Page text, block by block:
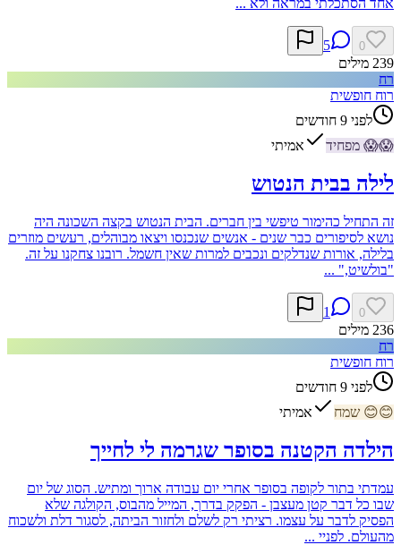
אחד הסתכלתי במראה ולא ...
0
5
239 מילים
רח
רוח חופשית
לפני 9 חודשים
😱
😱 מפחיד אמיתי
לילה בבית הנטוש
זה התחיל כהימור טיפשי בין חברים. הבית הנטוש בקצה השכונה היה
נושא לסיפורים כבר שנים - אנשים שנכנסו ויצאו מבוהלים, רעשים מוזרים
בלילה, אורות שנדלקים ונכבים למרות שאין חשמל. רובנו צחקנו על זה.
"בולשיט," ...
0
1
236 מילים
רח
רוח חופשית
לפני 9 חודשים
😊
😊 שמח אמיתי
הילדה הקטנה בסופר שגרמה לי לחייך
עמדתי בתור לקופה בסופר אחרי יום עבודה ארוך ומתיש. הסוג של יום
שבו כל דבר קטן מעצבן - הפקק בדרך, המייל מהבוס, הקולגה שלא
הפסיק לדבר על עצמו. רציתי רק לשלם ולחזור הביתה, לסגור דלת ולשכוח
מהעולם. לפניי ...